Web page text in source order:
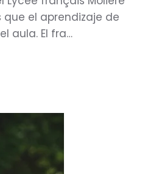
el aprendizaje de
aula. El fra…